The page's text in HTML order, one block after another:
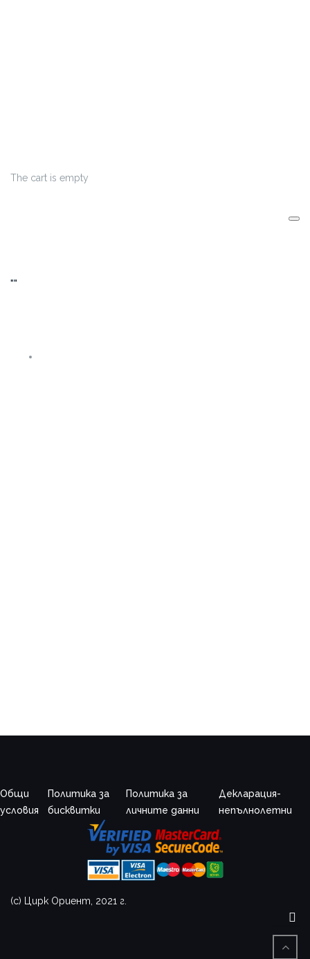
The cart is empty
Общи
условия
Политика за
бисквитки
Политика за
личните данни
Декларация-
непълнолетни
(c) Цирк Ориент, 2021 г.